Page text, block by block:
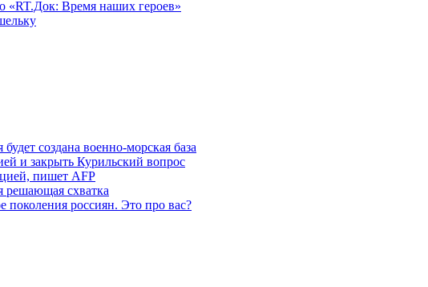
«RT.Док: Время наших героев»
создана военно-морская база
и закрыть Курильский вопрос
пишет AFP
решающая схватка
поколения россиян. Это про вас?